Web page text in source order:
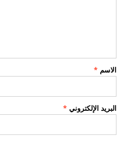
الاسم *
البريد الإلكتروني *